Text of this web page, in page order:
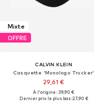
Mixte
OFFRE
CALVIN KLEIN
Casquette 'Monologo Trucker'
29,61 €
À l'origine : 39,90 €
Dernier prix le plus bas :27,90 €